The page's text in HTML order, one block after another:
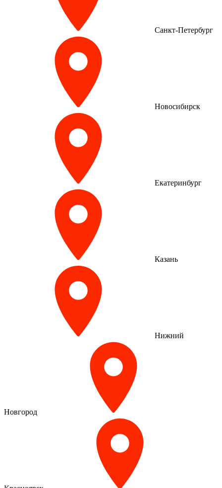
Санкт-Петербург
Новосибирск
Екатеринбург
Казань
Нижний
Новгород